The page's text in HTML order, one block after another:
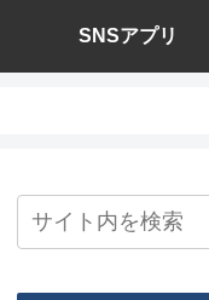
SNSアプリ